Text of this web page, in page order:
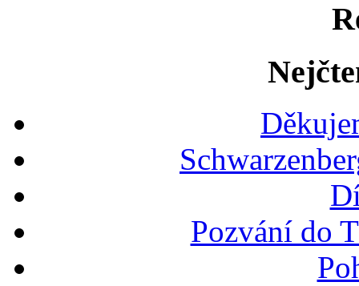
Pozvání do